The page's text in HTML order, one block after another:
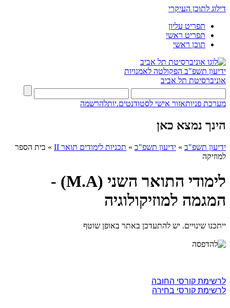
דילוג לתוכן העיקרי
תפריט עליון
תפריט ראשי
תוכן ראשי
ידיעון תשפ"ב הפקולטה לאמנויות
אוניברסיטת תל אביב
מערכת פניותאזור אישי לסטודנטים.יותלהרשמה
הינך נמצא כאן
ידיעון תשפ"ב » ידיעון תשפ"ב » תכניות לימודים תואר II » בית הספר
למוזיקה
לימודי התואר השני (M.A) -
המגמה למוזיקולוגיה
ייתכנו שינויים. יש להתעדכן באתר באופן שוטף
לרשימת קורסי החובה
לרשימת קורסי בחירה